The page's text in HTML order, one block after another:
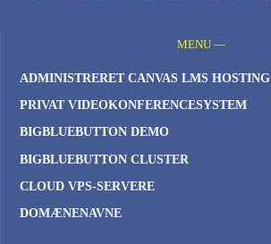
MENU —
ADMINISTRERET CANVAS LMS HOSTING
PRIVAT VIDEOKONFERENCESYSTEM
BIGBLUEBUTTON DEMO
BIGBLUEBUTTON CLUSTER
CLOUD VPS-SERVERE
DOMÆNENAVNE